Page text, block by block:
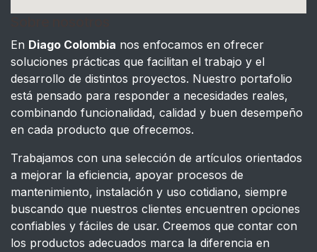
En Diago Colombia nos enfocamos en ofrecer
soluciones prácticas que facilitan el trabajo y el
desarrollo de distintos proyectos. Nuestro portafolio
está pensado para responder a necesidades reales,
combinando funcionalidad, calidad y buen desempeño
en cada producto que ofrecemos.
Trabajamos con una selección de artículos orientados
a mejorar la eficiencia, apoyar procesos de
mantenimiento, instalación y uso cotidiano, siempre
buscando que nuestros clientes encuentren opciones
confiables y fáciles de usar. Creemos que contar con
los productos adecuados marca la diferencia en